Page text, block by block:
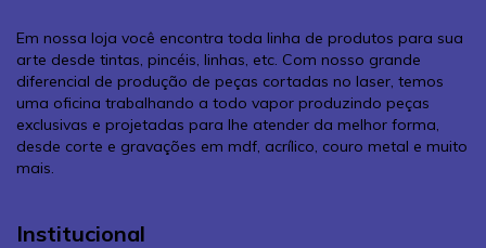
Em nossa loja você encontra toda linha de produtos para sua
arte desde tintas, pincéis, linhas, etc. Com nosso grande
diferencial de produção de peças cortadas no laser, temos
uma oficina trabalhando a todo vapor produzindo peças
exclusivas e projetadas para lhe atender da melhor forma,
desde corte e gravações em mdf, acrílico, couro metal e muito
mais.
Institucional